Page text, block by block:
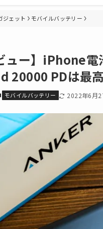
ジェット モバイルバッテリー
ュー】iPhone
20000 PDは最
モバイルバッテリー 2022年6月